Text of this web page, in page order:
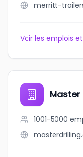
merritt-
Voir les emplois
Master
1001-5000